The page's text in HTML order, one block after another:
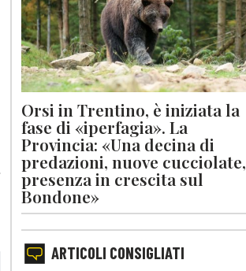
Orsi in Trentino, è iniziata la
fase di «iperfagia». La
Provincia: «Una decina di
predazioni, nuove cucciolate,
presenza in crescita sul
Bondone»
ARTICOLI CONSIGLIATI